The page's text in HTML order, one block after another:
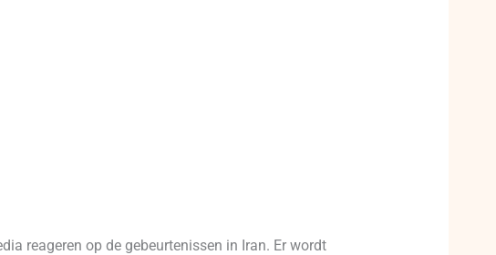
reageren op de gebeurtenissen in Iran. Er wordt